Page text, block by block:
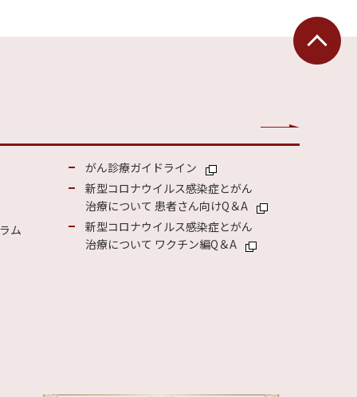
ム
がん診療ガイドライン
新型コロナウイルス感染症とがん
治療について 患者さん向けQ＆A
新型コロナウイルス感染症とがん
治療について ワクチン編Q＆A